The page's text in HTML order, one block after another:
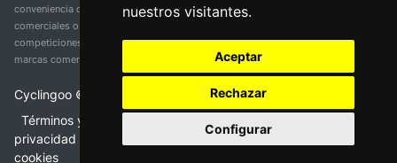
nuestros visitantes.
Aceptar
Rechazar
Configurar
conveniencia de nuestros usuarios. Cualquier uso de nombres, marcas
comerciales o logotipos tiene el único propósito de identificar equipos y
competiciones y no implica asociación o respaldo. Todos los derechos de las
marcas comerciales mencionadas aquí pertenecen a sus propietarios legítimos.
Cyclingoo ©
Términos y condiciones del servicio
privacidad
Política de cookies • Cambiar opciones de
cookies